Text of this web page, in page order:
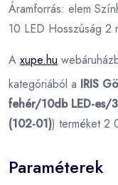
Áramforrás: elem
10 LED Hosszúság 2
A xupe.hu
kategóriából a IRIS
fehér/10db LED-es/
(102-01)) terméket 2
Paraméterek